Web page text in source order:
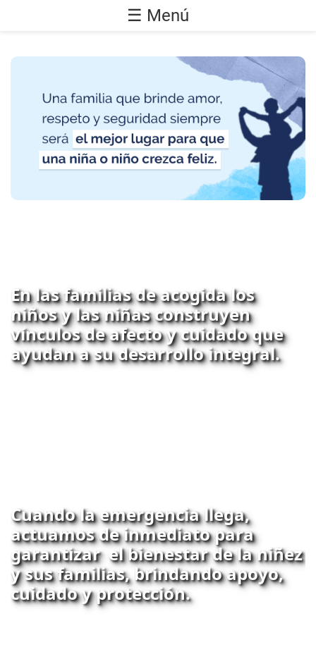
☰ Menú
En las familias de acogida los
niños y las niñas construyen
vínculos de afecto y cuidado que
ayudan a su desarrollo integral.
Cuando la emergencia llega,
actuamos de inmediato para
garantizar el bienestar de la niñez
y sus familias, brindando apoyo,
cuidado y protección.